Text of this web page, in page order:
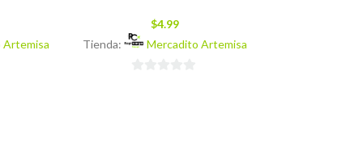
$4.99
Tienda:
Mercadito Artemisa